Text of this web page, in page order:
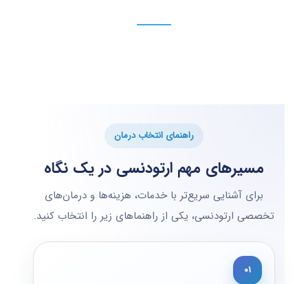
راهنمای انتخاب درمان
مسیرهای مهم ارتودنسی در یک نگاه
برای آشنایی سریع‌تر با خدمات، هزینه‌ها و درمان‌های
تخصصی ارتودنسی، یکی از راهنماهای زیر را انتخاب کنید.
۰۱